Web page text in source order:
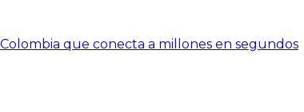
que conecta a millones en segundos